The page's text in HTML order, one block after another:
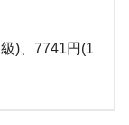
)、7741円(1